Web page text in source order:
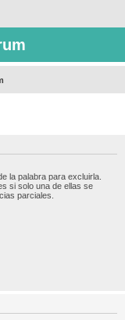
la palabra para excluirla.
si solo una de ellas se
parciales.